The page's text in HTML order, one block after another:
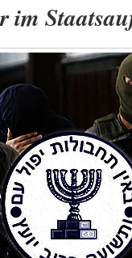
im